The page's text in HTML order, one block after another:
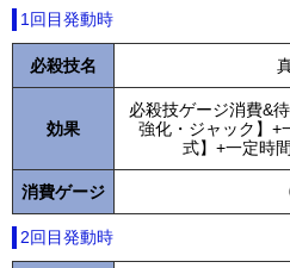
1回目発動時
必殺技名
効果
必殺技ゲージ消費&
強化・ジャック】+
式】+一定時
消費ゲージ
2回目発動時